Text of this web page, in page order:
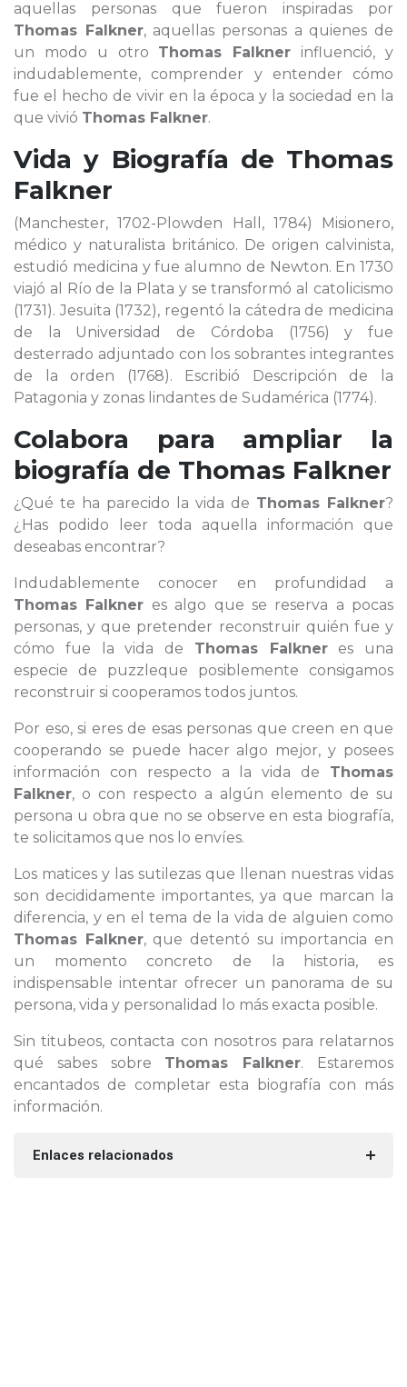
aquellas personas que fueron inspiradas por
Thomas Falkner, aquellas personas a quienes de
un modo u otro Thomas Falkner influenció, y
indudablemente, comprender y entender cómo
fue el hecho de vivir en la época y la sociedad en la
que vivió Thomas Falkner.
Vida y Biografía de Thomas
Falkner
(Manchester, 1702-Plowden Hall, 1784) Misionero,
médico y naturalista británico. De origen calvinista,
estudió medicina y fue alumno de Newton. En 1730
viajó al Río de la Plata y se transformó al catolicismo
(1731). Jesuita (1732), regentó la cátedra de medicina
de la Universidad de Córdoba (1756) y fue
desterrado adjuntado con los sobrantes integrantes
de la orden (1768). Escribió Descripción de la
Patagonia y zonas lindantes de Sudamérica (1774).
Colabora para ampliar la
biografía de Thomas Falkner
¿Qué te ha parecido la vida de Thomas Falkner?
¿Has podido leer toda aquella información que
deseabas encontrar?
Indudablemente conocer en profundidad a
Thomas Falkner es algo que se reserva a pocas
personas, y que pretender reconstruir quién fue y
cómo fue la vida de Thomas Falkneres una
especie de puzzleque posiblemente consigamos
reconstruir si cooperamos todos juntos.
Por eso, si eres de esas personas que creen en que
cooperando se puede hacer algo mejor, y posees
información con respecto a la vida de Thomas
Falkner, o con respecto a algún elemento de su
persona u obra que no se observe en esta biografía,
te solicitamos que nos lo envíes.
Los matices y las sutilezas que llenan nuestras vidas
son decididamente importantes, ya que marcan la
diferencia, y en el tema de la vida de alguien como
Thomas Falkner, que detentó su importancia en
un momento concreto de la historia, es
indispensable intentar ofrecer un panorama de su
persona, vida y personalidad lo más exacta posible.
Sin titubeos, contacta con nosotros para relatarnos
qué sabes sobre Thomas Falkner. Estaremos
encantados de completar esta biografía con más
información.
Enlaces relacionados